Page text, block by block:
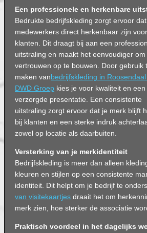
Een professionele en herkenbare
Bedrukte bedrijfskleding zorgt ervoor dat
medewerkers direct herkenbaar zijn voor
klanten. Dit draagt bij aan een
uitstraling en maakt het eenvoudiger om
vertrouwen op te bouwen. Door gebruik
maken vanbedrijfskleding in
DWD Groep kies je voor kwaliteit en een
verzorgde presentatie. Een consistente
uitstraling zorgt ervoor dat je merk blijft
bij klanten en een sterke indruk
zowel op locatie als daarbuiten.
Versterking van je merkidentiteit
Bedrijfskleding is meer dan alleen
kleuren en stijlen op een consistente
identiteit. Dit helpt om je bedrijf te
van visitekaartjes draait het om
merk zien, hoe sterker de associatie
Praktisch voordeel in het dagelijks